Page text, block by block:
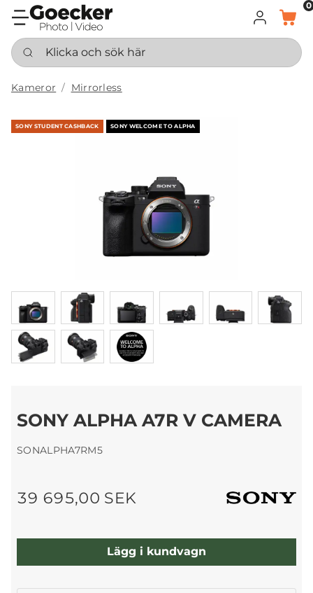
LOGGA IN
KORG
0
Klicka och sök här
Kameror Mirrorless
SONY STUDENT CASHBACK SONY WELCOME TO ALPHA
SONY ALPHA A7R V CAMERA
SONALPHA7RM5
39 695,00 SEK
Lägg i kundvagn